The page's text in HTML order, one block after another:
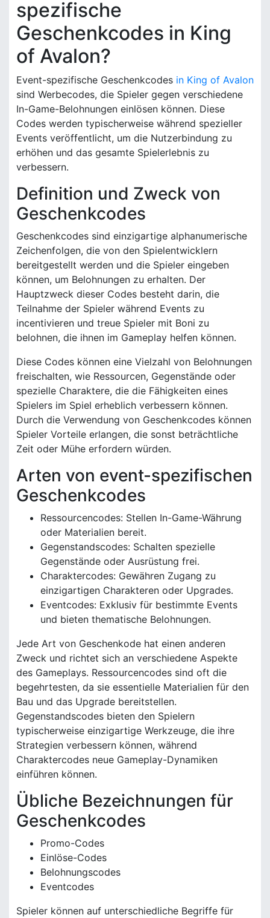
spezifische
Geschenkcodes in King
of Avalon?
Event-spezifische Geschenkcodes in King of Avalon
sind Werbecodes, die Spieler gegen verschiedene
In-Game-Belohnungen einlösen können. Diese
Codes werden typischerweise während spezieller
Events veröffentlicht, um die Nutzerbindung zu
erhöhen und das gesamte Spielerlebnis zu
verbessern.
Definition und Zweck von
Geschenkcodes
Geschenkcodes sind einzigartige alphanumerische
Zeichenfolgen, die von den Spielentwicklern
bereitgestellt werden und die Spieler eingeben
können, um Belohnungen zu erhalten. Der
Hauptzweck dieser Codes besteht darin, die
Teilnahme der Spieler während Events zu
incentivieren und treue Spieler mit Boni zu
belohnen, die ihnen im Gameplay helfen können.
Diese Codes können eine Vielzahl von Belohnungen
freischalten, wie Ressourcen, Gegenstände oder
spezielle Charaktere, die die Fähigkeiten eines
Spielers im Spiel erheblich verbessern können.
Durch die Verwendung von Geschenkcodes können
Spieler Vorteile erlangen, die sonst beträchtliche
Zeit oder Mühe erfordern würden.
Arten von event-spezifischen
Geschenkcodes
Ressourcencodes: Stellen In-Game-Währung
oder Materialien bereit.
Gegenstandscodes: Schalten spezielle
Gegenstände oder Ausrüstung frei.
Charaktercodes: Gewähren Zugang zu
einzigartigen Charakteren oder Upgrades.
Eventcodes: Exklusiv für bestimmte Events
und bieten thematische Belohnungen.
Jede Art von Geschenkode hat einen anderen
Zweck und richtet sich an verschiedene Aspekte
des Gameplays. Ressourcencodes sind oft die
begehrtesten, da sie essentielle Materialien für den
Bau und das Upgrade bereitstellen.
Gegenstandscodes bieten den Spielern
typischerweise einzigartige Werkzeuge, die ihre
Strategien verbessern können, während
Charaktercodes neue Gameplay-Dynamiken
einführen können.
Übliche Bezeichnungen für
Geschenkcodes
Promo-Codes
Einlöse-Codes
Belohnungscodes
Eventcodes
Spieler können auf unterschiedliche Begriffe für